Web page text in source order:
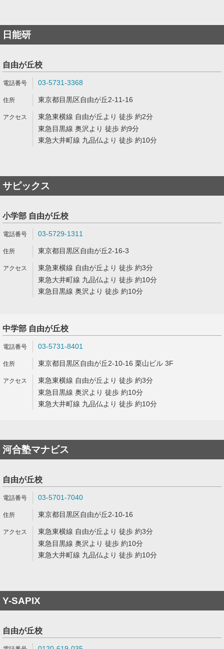
日能研
自由が丘校
03-5731-3368
東京都目黒区自由が丘2-11-16
東急東横線 自由が丘より 徒歩 約2分
東急目黒線 奥沢より 徒歩 約9分
東急大井町線 九品仏より 徒歩 約10分
サピックス
小学部 自由が丘校
03-5729-1311
東京都目黒区自由が丘2-16-3
東急東横線 自由が丘より 徒歩 約3分
東急大井町線 九品仏より 徒歩 約10分
東急目黒線 奥沢より 徒歩 約10分
中学部 自由が丘校
03-5731-8401
東京都目黒区自由が丘2-10-16 栗山ビル 3F
東急東横線 自由が丘より 徒歩 約3分
東急目黒線 奥沢より 徒歩 約10分
東急大井町線 九品仏より 徒歩 約10分
河合塾マナビス
自由が丘校
03-5701-7040
東京都目黒区自由が丘2-10-16
東急東横線 自由が丘より 徒歩 約3分
東急目黒線 奥沢より 徒歩 約10分
東急大井町線 九品仏より 徒歩 約10分
Y-SAPIX
自由が丘校